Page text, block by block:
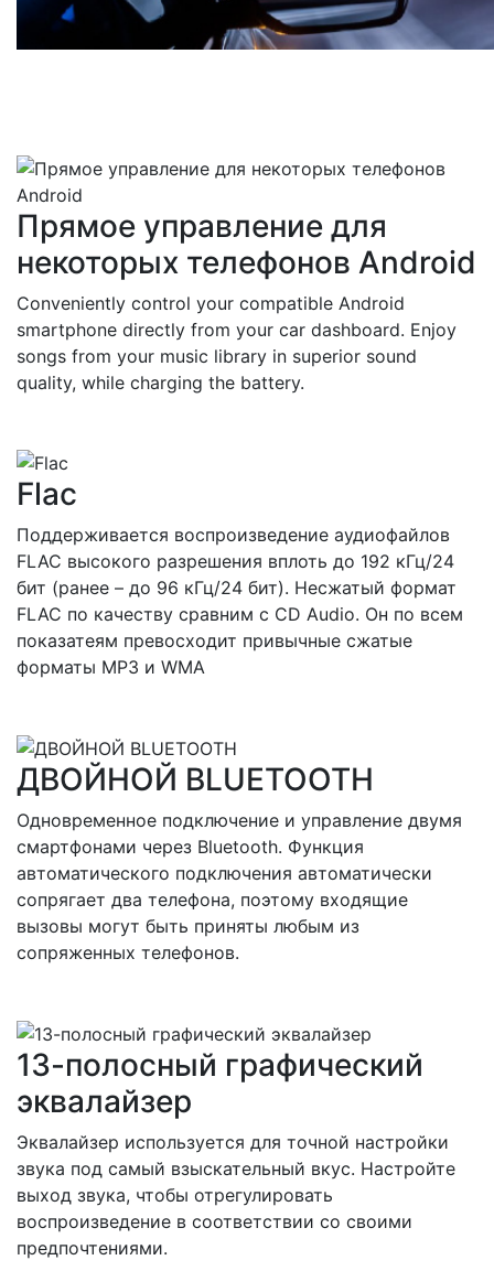
Прямое управление для
некоторых телефонов Android
Conveniently control your compatible Android
smartphone directly from your car dashboard. Enjoy
songs from your music library in superior sound
quality, while charging the battery.
Flac
Поддерживается воспроизведение аудиофайлов
FLAC высокого разрешения вплоть до 192 кГц/24
бит (ранее – до 96 кГц/24 бит). Несжатый формат
FLAC по качеству сравним с CD Audio. Он по всем
показатеям превосходит привычные сжатые
форматы MP3 и WMA
ДВОЙНОЙ BLUETOOTH
Одновременное подключение и управление двумя
смартфонами через Bluetooth. Функция
автоматического подключения автоматически
сопрягает два телефона, поэтому входящие
вызовы могут быть приняты любым из
сопряженных телефонов.
13-полосный графический
эквалайзер
Эквалайзер используется для точной настройки
звука под самый взыскательный вкус. Настройте
выход звука, чтобы отрегулировать
воспроизведение в соответствии со своими
предпочтениями.